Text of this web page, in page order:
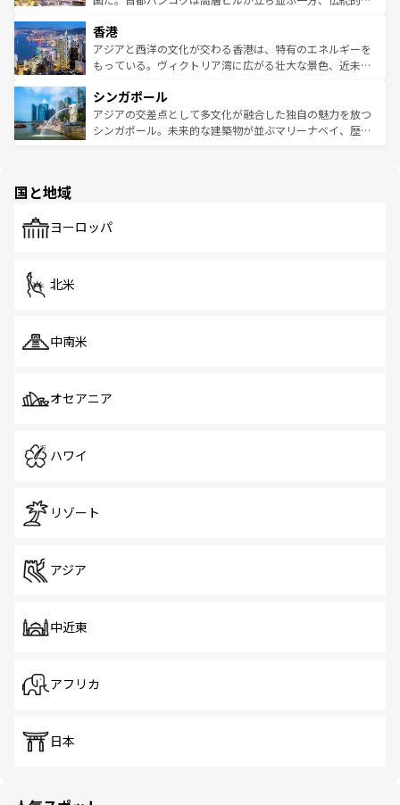
とつ。フォーやバインミー、ベトナムコーヒーなどは、ぜ
ひ現地で味わいたい。どの地域を訪れてもあたたかい人々
が旅行者を迎えてくれるので、きっと忘れられない旅にな
参照してほしい。
の活気が交差している。北部ではチェンマイなどの山岳地
帯で自然と触れ合い、南部ではプーケットやクラビの美し
いビーチでリゾート気分を楽しむことができる。タイ料理
激する。気候は一年中温暖で、どの季節にも異なる楽しみ
が待っている。親しみやすいタイの人々、仏教を中心とし
た文化、そして多様な観光資源が、訪れる旅人を魅了し続
香港
アジアと西洋の文化が交わる香港は、特有のエネルギーを
もっている。ヴィクトリア湾に広がる壮大な景色、近未来
み、どこを訪れても感動するはず。観光スポットが密集し
ており、効率よく見どころを回れるのも魅力。息をのむよ
うな絶景から文化的な体験まで、香港を存分に楽しみ尽く
シンガポール
アジアの交差点として多文化が融合した独自の魅力を放つ
シンガポール。未来的な建築物が並ぶマリーナベイ、歴史
で、ホーカーズは地元の風情を楽しめる外せないスポット
国と地域
ヨーロッパ
北米
中南米
オセアニア
ハワイ
リゾート
アジア
中近東
アフリカ
日本